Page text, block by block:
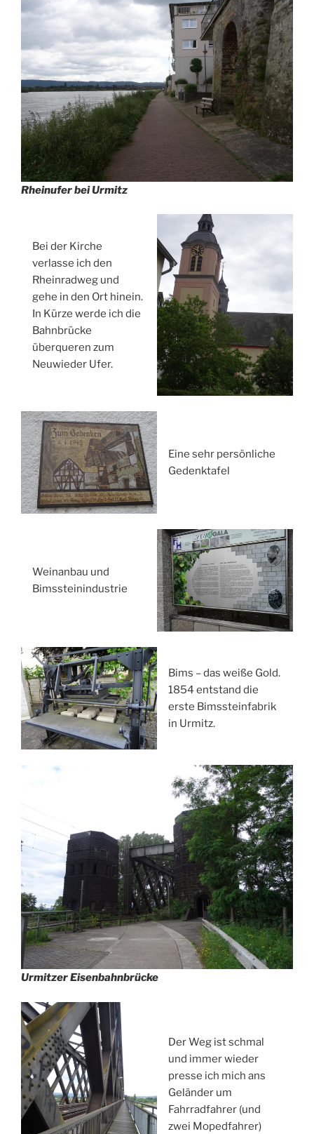
Rheinufer bei Urmitz
Bei der Kirche
verlasse ich den
Rheinradweg und
gehe in den Ort hinein.
In Kürze werde ich die
Bahnbrücke
überqueren zum
Neuwieder Ufer.
Eine sehr persönliche
Gedenktafel
Weinanbau und
Bimssteinindustrie
Bims – das weiße Gold.
1854 entstand die
erste Bimssteinfabrik
in Urmitz.
Urmitzer Eisenbahnbrücke
Der Weg ist schmal
und immer wieder
presse ich mich ans
Geländer um
Fahrradfahrer (und
zwei Mopedfahrer)